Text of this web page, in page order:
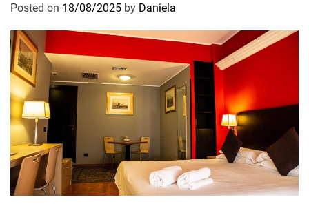
Posted on 18/08/2025 by Daniela